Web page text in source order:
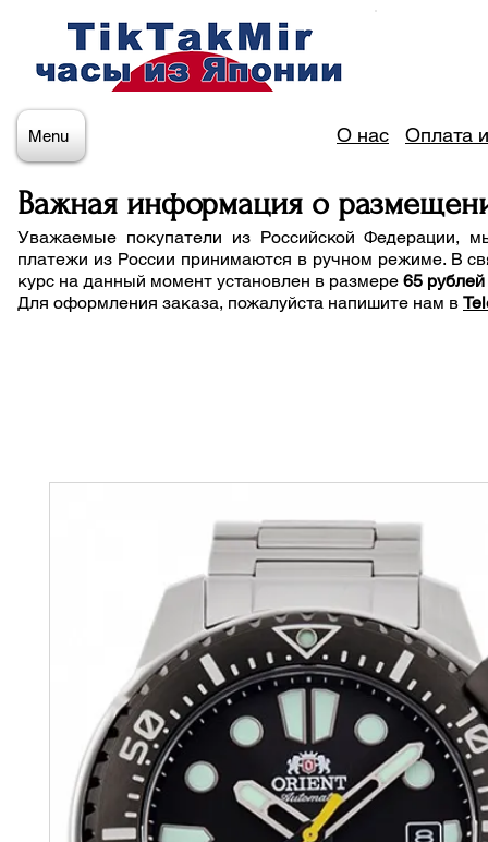
Menu О нас Оплата
Важная информация о
Уважаемые покупатели из Российской Федерации,
платежи из России принимаются в ручном режиме. В
курс на данный момент установлен в размере 65
Для оформления заказа, пожалуйста напишите нам в